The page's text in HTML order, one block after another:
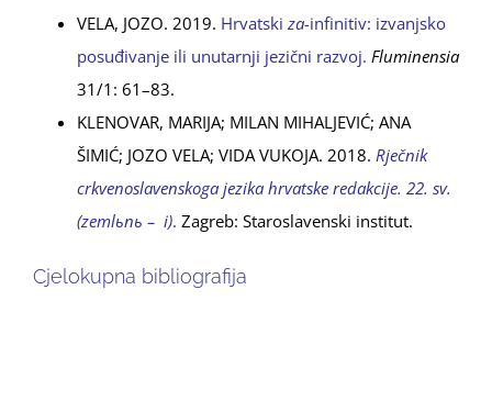
VELA, JOZO. 2019. Hrvatskiza-infinitiv: izvanjsko
posuđivanje ili unutarnji jezični razvoj. Fluminensia
31/1: 61–83.
KLENOVAR, MARIJA; MILAN MIHALJEVIĆ; ANA
ŠIMIĆ; JOZO VELA; VIDA VUKOJA. 2018. Rječnik
crkvenoslavenskoga jezika hrvatske redakcije. 22. sv.
(zemlьnь – i). Zagreb: Staroslavenski institut.
Cjelokupna bibliografija